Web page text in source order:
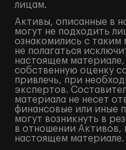
лицам.
Активы, описанные в
могут не подходить
ознакомились с
не полагаться
настоящем
собственную оценку
привлечь, при
экспертов.
материала не несет
финансовые или иные
могут возникнуть в
в отношении Активов,
настоящем материале.